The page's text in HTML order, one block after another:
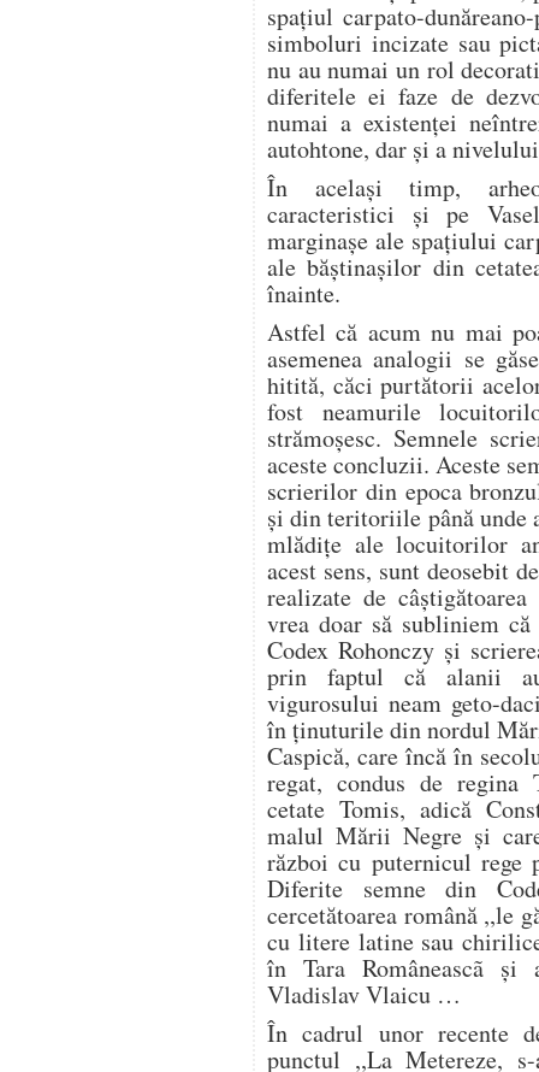
spaţiul carpato-
simboluri incizate sau
nu au numai un rol
diferitele ei faze de
numai a existenţei
autohtone, dar şi a
În acelaşi timp,
caracteristici şi pe
marginaşe ale spaţiului
ale băştinaşilor din
înainte.
Astfel că acum nu mai
asemenea analogii se
hitită, căci purtătorii
fost neamurile
strămoşesc. Semnele
aceste concluzii. Aceste
scrierilor din epoca
şi din teritoriile până unde
mlădiţe ale locuitorilor
acest sens, sunt deosebit
realizate de
vrea doar să subliniem
Codex Rohonczy şi
prin faptul că alanii
vigurosului neam geto-
în ţinuturile din nordul
Caspică, care încă în
regat, condus de regina
cetate Tomis, adică
malul Mării Negre şi
război cu puternicul rege
Diferite semne din
cercetătoarea română ,,le
cu litere latine sau
în Tara Româneascã
Vladislav Vlaicu …
În cadrul unor recente
punctul ,,La Metereze,